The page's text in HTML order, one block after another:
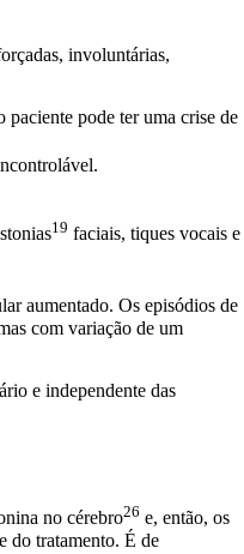
involuntárias,
paciente pode ter uma crise de
19 faciais, tiques vocais e
aumentado. Os episódios de
com variação de um
e independente das
no cérebro26 e, então, os
do tratamento. É de